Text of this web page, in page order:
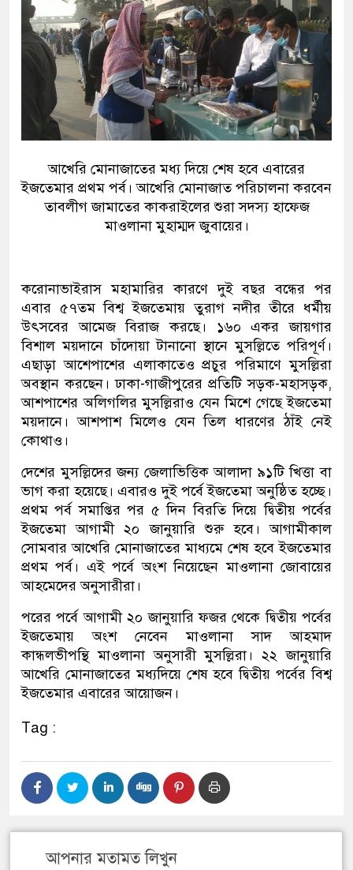
আখেরি মোনাজাতের মধ্য দিয়ে শেষ হবে এবারের
ইজতেমার প্রথম পর্ব। আখেরি মোনাজাত পরিচালনা করবেন
তাবলীগ জামাতের কাকরাইলের শুরা সদস্য হাফেজ
মাওলানা মুহাম্মদ জুবায়ের।
করোনাভাইরাস মহামারির কারণে দুই বছর বন্ধের পর
এবার ৫৭তম বিশ্ব ইজতেমায় তুরাগ নদীর তীরে ধর্মীয়
উৎসবের আমেজ বিরাজ করছে। ১৬০ একর জায়গার
বিশাল ময়দানে চাঁদোয়া টানানো স্থানে মুসল্লিতে পরিপূর্ণ।
এছাড়া আশেপাশের এলাকাতেও প্রচুর পরিমাণে মুসল্লিরা
অবস্থান করছেন। ঢাকা-গাজীপুরের প্রতিটি সড়ক-মহাসড়ক,
আশপাশের অলিগলির মুসল্লিরাও যেন মিশে গেছে ইজতেমা
ময়দানে। আশপাশ মিলেও যেন তিল ধারণের ঠাঁই নেই
কোথাও।
দেশের মুসল্লিদের জন্য জেলাভিত্তিক আলাদা ৯১টি খিত্তা বা
ভাগ করা হয়েছে। এবারও দুই পর্বে ইজতেমা অনুষ্ঠিত হচ্ছে।
প্রথম পর্ব সমাপ্তির পর ৫ দিন বিরতি দিয়ে দ্বিতীয় পর্বের
ইজতেমা আগামী ২০ জানুয়ারি শুরু হবে। আগামীকাল
সোমবার আখেরি মোনাজাতের মাধ্যমে শেষ হবে ইজতেমার
প্রথম পর্ব। এই পর্বে অংশ নিয়েছেন মাওলানা জোবায়ের
আহমেদের অনুসারীরা।
পরের পর্বে আগামী ২০ জানুয়ারি ফজর থেকে দ্বিতীয় পর্বের
ইজতেমায় অংশ নেবেন মাওলানা সাদ আহমাদ
কান্ধলভীপন্থি মাওলানা অনুসারী মুসল্লিরা। ২২ জানুয়ারি
আখেরি মোনাজাতের মধ্যদিয়ে শেষ হবে দ্বিতীয় পর্বের বিশ্ব
ইজতেমার এবারের আয়োজন।
Tag :
আপনার মতামত লিখুন